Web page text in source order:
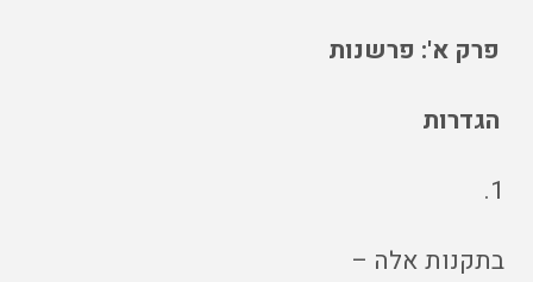
פרק א': פרשנות
הגדרות
1.
בתקנות אלה –